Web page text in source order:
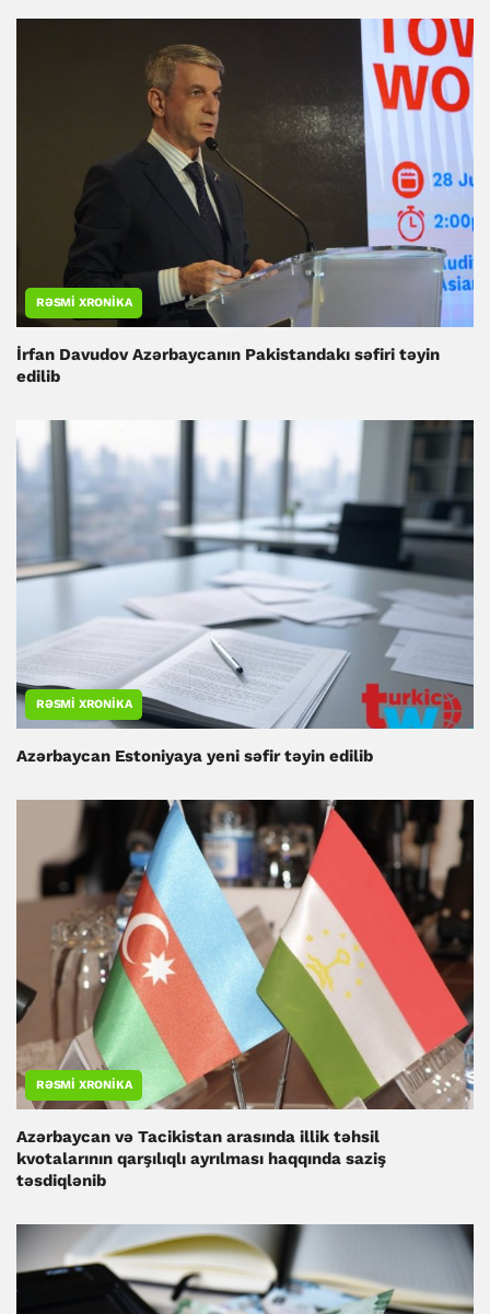
RƏSMI XRONIKA
İrfan Davudov Azərbaycanın Pakistandakı səfiri təyin
edilib
RƏSMI XRONIKA
Azərbaycan Estoniyaya yeni səfir təyin edilib
RƏSMI XRONIKA
Azərbaycan və Tacikistan arasında illik təhsil
kvotalarının qarşılıqlı ayrılması haqqında saziş
təsdiqlənib